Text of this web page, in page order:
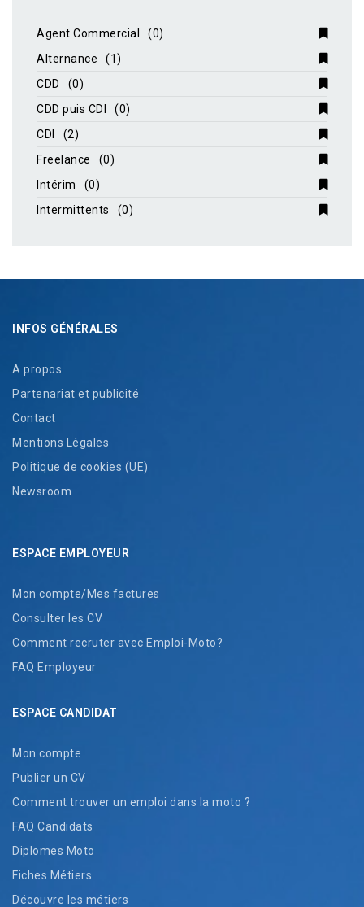
Agent Commercial
(0)
Alternance
(1)
CDD
(0)
CDD puis CDI
(0)
CDI
(2)
Freelance
(0)
Intérim
(0)
Intermittents
(0)
INFOS GÉNÉRALES
A propos
Partenariat et publicité
Contact
Mentions Légales
Politique de cookies (UE)
Newsroom
ESPACE EMPLOYEUR
Mon compte/Mes factures
Consulter les CV
Comment recruter avec Emploi-Moto?
FAQ Employeur
ESPACE CANDIDAT
Mon compte
Publier un CV
Comment trouver un emploi dans la moto ?
FAQ Candidats
Diplomes Moto
Fiches Métiers
Découvre les métiers